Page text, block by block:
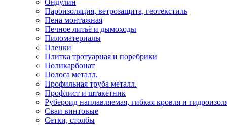
Ондулин
Пароизоляция, ветрозащита, геотекстиль
Пена монтажная
Печное литьё и дымоходы
Пиломатериалы
Пленки
Плитка тротуарная и поребрики
Поликарбонат
Полоса металл.
Профильная труба металл.
Профлист и штакетник
Рубероид наплавляемая, гибкая кровля и
Сваи винтовые
Сетки, столбы